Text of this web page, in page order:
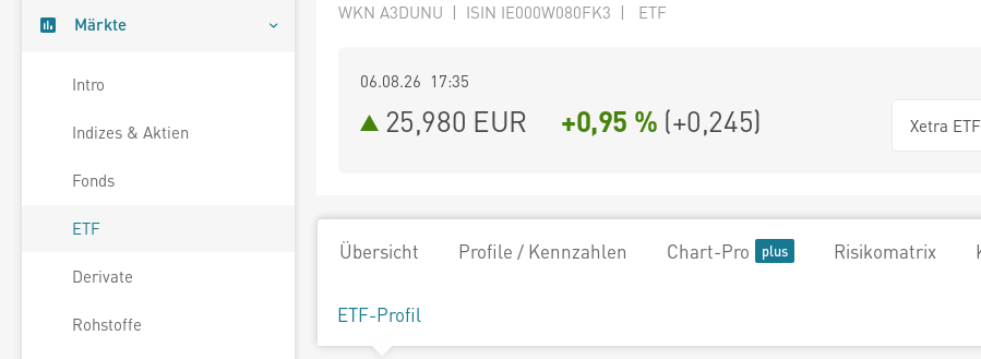
Märkte
Intro
Indizes & Aktien
Fonds
ETF
Derivate
Rohstoffe
WKN A3DUNU | ISIN IE000W080FK3 | ETF
06.08.26 17:35
25,980 EUR +0,95 % (+0,245) Xetra ETF
Übersicht Profile / Kennzahlen Chart-Pro Risikomatrix
ETF-Profil